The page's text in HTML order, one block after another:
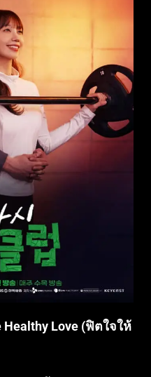
Healthy Love (ฟิตใจให้